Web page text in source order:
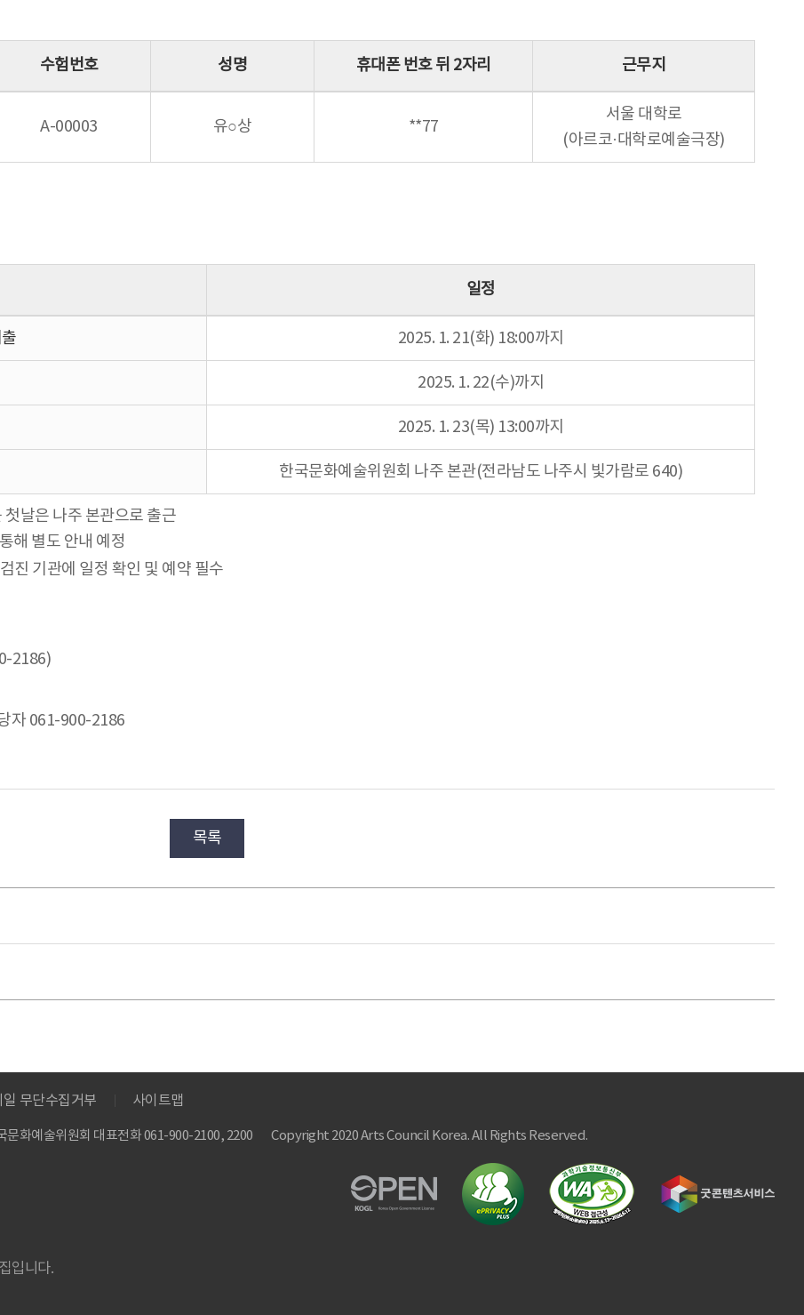
수험번호 성명 휴대폰 번호 뒤 2자리 근무지
A-00003 유○상 **77
서울 대학로
(아르코·대학로예술극장)
일정
2025. 1. 21(화) 18:00까지
2025. 1. 22(수)까지
2025. 1. 23(목) 13:00까지
한국문화예술위원회 나주 본관(전라남도 나주시 빛가람로 640)
날은 나주 본관으로 출근
해 별도 안내 예정
진 기관에 일정 확인 및 예약 필수
2186)
자 061-900-2186
목록
무단수집거부 사이트맵
문화예술위원회 대표전화 061-900-2100, 2200 Copyright 2020 Arts Council Korea. All Rights Reserved.
입니다.